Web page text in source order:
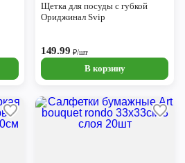
Щетка для посуды с губкой
Ориджинал Svip
149.99 ₽/шт
В корзину